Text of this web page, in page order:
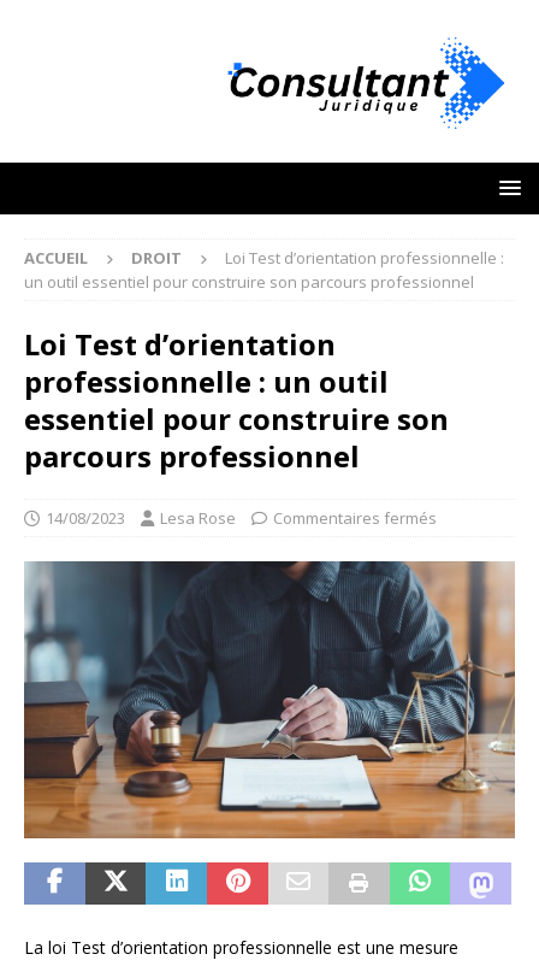
ACCUEIL DROIT
Loi Test d’orientation professionnelle :
un outil essentiel pour construire son parcours professionnel
Loi Test d’orientation
professionnelle : un outil
essentiel pour construire son
parcours professionnel
14/08/2023 Lesa Rose Commentaires fermés
La loi Test d’orientation professionnelle est une mesure